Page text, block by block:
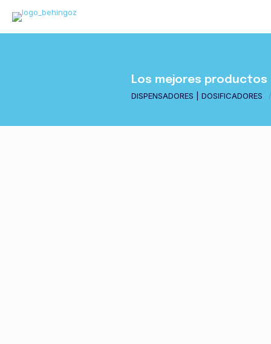
Los mejores
DISPENSADORES | DOSIFICADORES /